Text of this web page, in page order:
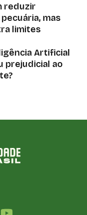
reduzir
mas
limites
Artificial
prejudicial ao